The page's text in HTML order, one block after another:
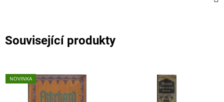
Související produkty
NOVINKA